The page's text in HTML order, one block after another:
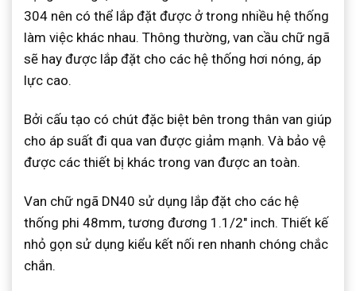
304 nên có thể lắp đặt được ở trong nhiều hệ thống
làm việc khác nhau. Thông thường, van cầu chữ ngã
sẽ hay được lắp đặt cho các hệ thống hơi nóng, áp
lực cao.
Bởi cấu tạo có chút đặc biệt bên trong thân van giúp
cho áp suất đi qua van được giảm mạnh. Và bảo vệ
được các thiết bị khác trong van được an toàn.
Van chữ ngã DN40 sử dụng lắp đặt cho các hệ
thống phi 48mm, tương đương 1.1/2″ inch. Thiết kế
nhỏ gọn sử dụng kiểu kết nối ren nhanh chóng chắc
chắn.